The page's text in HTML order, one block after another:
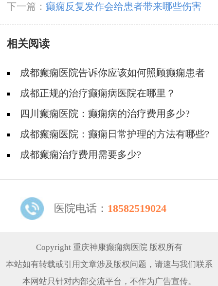
下一篇： 癫痫反复发作会给患者带来哪些伤害
相关阅读
成都癫痫医院告诉你应该如何照顾癫痫患者
成都正规的治疗癫痫病医院在哪里？
四川癫痫医院：癫痫病的治疗费用多少?
成都癫痫医院：癫痫日常护理的方法有哪些?
成都癫痫治疗费用需要多少?
医院电话： 18582519024
Copyright 重庆神康癫痫病医院 版权所有
本站如有转载或引用文章涉及版权问题，请速与我们联系
本网站只针对内部交流平台，不作为广告宣传。